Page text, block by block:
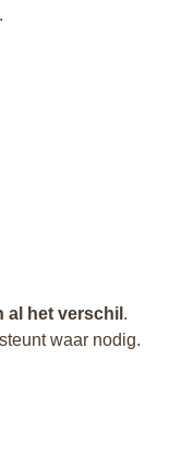
al het verschil .
waar nodig.